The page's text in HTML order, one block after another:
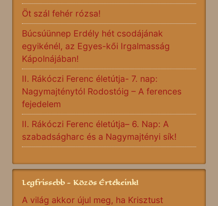
Öt szál fehér rózsa!
Búcsúünnep Erdély hét csodájának
egyikénél, az Egyes-kői Irgalmasság
Kápolnájában!
II. Rákóczi Ferenc életútja- 7. nap:
Nagymajténytól Rodostóig – A ferences
fejedelem
II. Rákóczi Ferenc életútja– 6. Nap: A
szabadságharc és a Nagymajtényi sík!
Legfrissebb - Közös Értékeink!
A világ akkor újul meg, ha Krisztust